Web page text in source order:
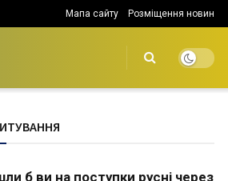
Мапа сайту Розміщення новин
б ви на поступки русні через